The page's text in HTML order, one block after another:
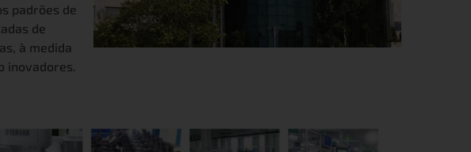
padrões de
de
à medida
inovadores.